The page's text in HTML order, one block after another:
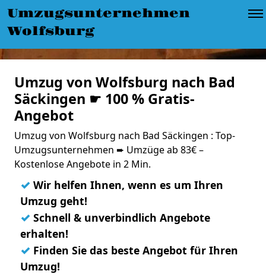
Umzugsunternehmen
Wolfsburg
Umzug von Wolfsburg nach Bad
Säckingen ☛ 100 % Gratis-
Angebot
Umzug von Wolfsburg nach Bad Säckingen : Top-
Umzugsunternehmen ➨ Umzüge ab 83€ –
Kostenlose Angebote in 2 Min.
✓ Wir helfen Ihnen, wenn es um Ihren
Umzug geht!
✓ Schnell & unverbindlich Angebote
erhalten!
✓ Finden Sie das beste Angebot für Ihren
Umzug!